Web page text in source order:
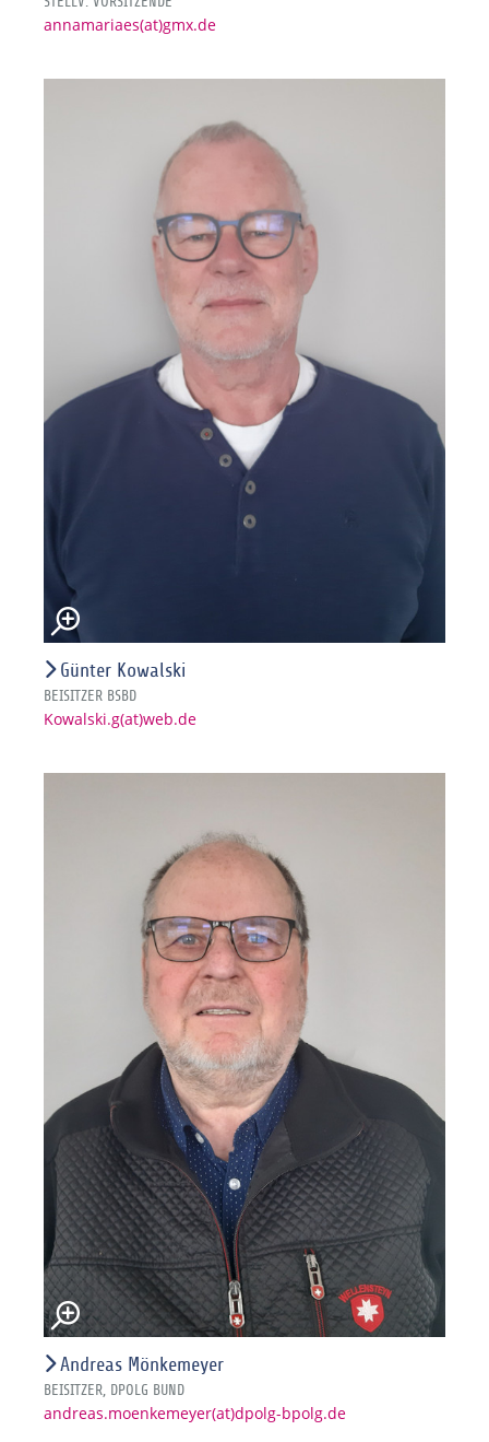
annamariaes(at)gmx.de
Günter Kowalski
BEISITZER BSBD
Kowalski.g(at)web.de
Andreas Mönkemeyer
BEISITZER, DPOLG BUND
andreas.moenkemeyer(at)dpolg-bpolg.de